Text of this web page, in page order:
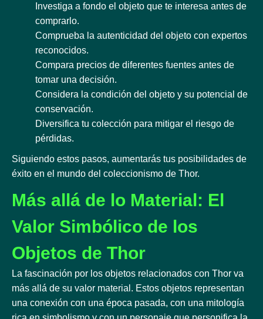
Investiga a fondo el objeto que te interesa antes de
comprarlo.
Comprueba la autenticidad del objeto con expertos
reconocidos.
Compara precios de diferentes fuentes antes de
tomar una decisión.
Considera la condición del objeto y su potencial de
conservación.
Diversifica tu colección para mitigar el riesgo de
pérdidas.
Siguiendo estos pasos, aumentarás tus posibilidades de
éxito en el mundo del coleccionismo de Thor.
Más allá de lo Material: El
Valor Simbólico de los
Objetos de Thor
La fascinación por los objetos relacionados con Thor va
más allá de su valor material. Estos objetos representan
una conexión con una época pasada, con una mitología